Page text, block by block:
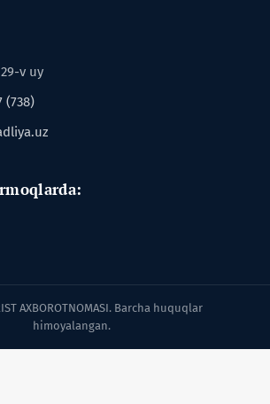
v uy
(738)
AXBOROTNOMASI. Barcha huquqlar
himoyalangan.